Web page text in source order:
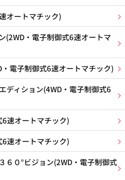
オートマチック)
(2WD・電子制御式6速オートマ
電子制御式6速オートマチック)
ィション(4WD・電子制御式6
速オートマチック)
速オートマチック)
６０°ビジョン(2WD・電子制御式